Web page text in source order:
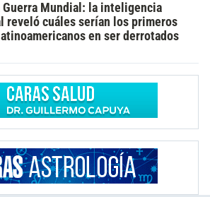
Guerra Mundial: la inteligencia
reveló cuáles serían los primeros
en ser derrotados